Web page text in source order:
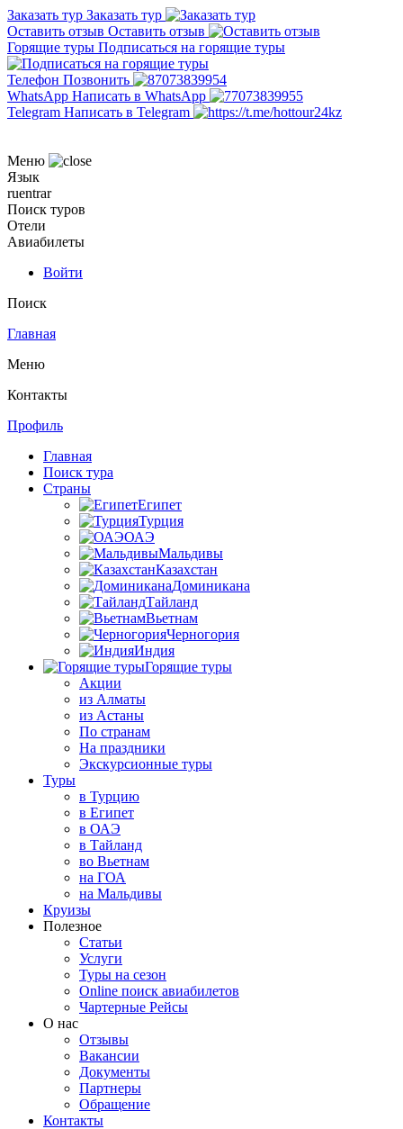
Заказать тур Заказать тур
Оставить отзыв Оставить отзыв
Горящие туры Подписаться на горящие туры
Телефон Позвонить
WhatsApp Написать в WhatsApp
Telegram Написать в Telegram
Меню
Язык
ruentrar
Поиск туров
Отели
Авиабилеты
Войти
Поиск
Главная
Меню
Контакты
Профиль
Главная
Поиск тура
Страны
Египет
Турция
ОАЭ
Мальдивы
Казахстан
Доминикана
Тайланд
Вьетнам
Черногория
Индия
Горящие туры
Акции
из Алматы
из Астаны
По странам
На праздники
Экскурсионные туры
Туры
в Турцию
в Египет
в ОАЭ
в Тайланд
во Вьетнам
на ГОА
на Мальдивы
Круизы
Полезное
Статьи
Услуги
Туры на сезон
Online поиск авиабилетов
Чартерные Рейсы
О нас
Отзывы
Вакансии
Документы
Партнеры
Обращение
Контакты